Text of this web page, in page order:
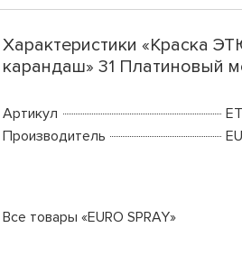
Характеристики «Краска
карандаш» 31 Платиновый
Артикул
Производитель
Все товары «EURO SPRAY»